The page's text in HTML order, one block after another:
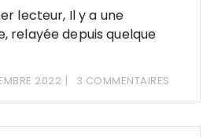
lecteur, Il y a une
relayée depuis quelque
2022 3 COMMENTAIRES